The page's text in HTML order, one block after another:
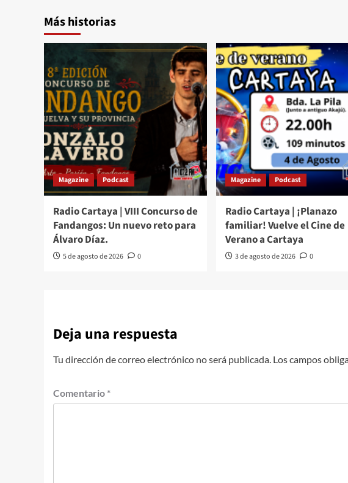
Más historias
Magazine Podcast
Radio Cartaya | VIII Concurso de
Fandangos: Un nuevo reto para
Álvaro Díaz.
5 de agosto de 2026 0
Magazine Podcast
Radio Cartaya | ¡Planazo
familiar! Vuelve el Cine de
Verano a Cartaya
3 de agosto de 2026 0
Deja una respuesta
Tu dirección de correo electrónico no será publicada. Los campos
Comentario *